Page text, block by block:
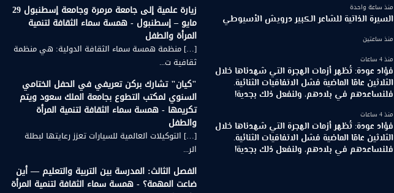
منذ ساعة واحدة
السيرة الذاتية للشاعر الكبير درويش الأسيوطي
منذ ساعتين
منذ 4 ساعات
فؤاد عودة: تُظهر أزمات الهجرة التي شهدناها خلال
الثلاثين عامًا الماضية فشل الاتفاقيات الثنائية.
فلنساعدهم في بلادهم، ولنفعل ذلك بجدية!
منذ 4 ساعات
فؤاد عودة: تُظهر أزمات الهجرة التي شهدناها خلال
الثلاثين عامًا الماضية فشل الاتفاقيات الثنائية.
فلنساعدهم في بلادهم، ولنفعل ذلك بجدية!
زيارة علمية إلى جامعة مرمرة وجامعة إسطنبول 29
مايو – إسطنبول - همسة سماء الثقافة لتنمية
المرأة والطفل
[…] منظمة همسة سماء الثقافة الدولية: هي منظمة
ثقافية ت...
"كيان" تشارك بركن تعريفي في الحفل الختامي
السنوي لمكتب التطوع بجامعة الملك سعود ويتم
تكريمها - همسة سماء الثقافة لتنمية المرأة
والطفل
[…] التوكيلات العالمية للسيارات تعزز رعايتها لبطلة
الر...
الفصل الثالث: المدرسة بين التربية والتعليم — أين
ضاعت المهمة؟ - همسة سماء الثقافة لتنمية المرأة